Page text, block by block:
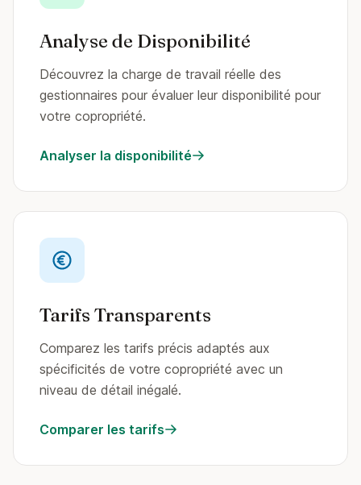
Analyse de Disponibilité
Découvrez la charge de travail réelle des
gestionnaires pour évaluer leur disponibilité pour
votre copropriété.
Analyser la disponibilité
Tarifs Transparents
Comparez les tarifs précis adaptés aux
spécificités de votre copropriété avec un
niveau de détail inégalé.
Comparer les tarifs